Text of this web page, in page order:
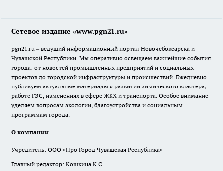
Сетевое издание «www.pgn21.ru»
pgn21.ru – ведущий информационный портал Новочебоксарска и
Чувашской Республики. Мы оперативно освещаем важнейшие события
города: от новостей промышленных предприятий и социальных
проектов до городской инфраструктуры и происшествий. Ежедневно
публикуем актуальные материалы о развитии химического кластера,
работе ГЭС, изменениях в сфере ЖКХ и транспорта. Особое внимание
уделяем вопросам экологии, благоустройства и социальным
программам города.
О компании
Учредитель: ООО «Про Город Чувашская Республика»
Главный редактор: Кошкина К.С.